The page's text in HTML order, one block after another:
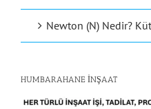
Newton (N) Nedir?
HUMBARAHANE İNŞAAT